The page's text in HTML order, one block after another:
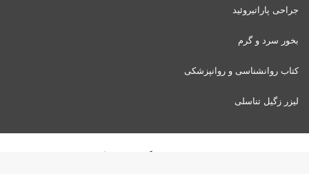
جراحی پاراتیروئید
بخور سرد و گرم
کتاب روانشناسی و روانپزشکی
لیزر زگیل تناسلی
توسعه و مارکتینگ: بیزینس یار